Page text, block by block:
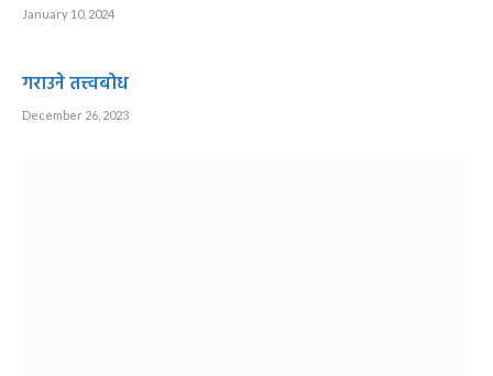
January 10, 2024
गराउने तत्त्वबोध
December 26, 2023